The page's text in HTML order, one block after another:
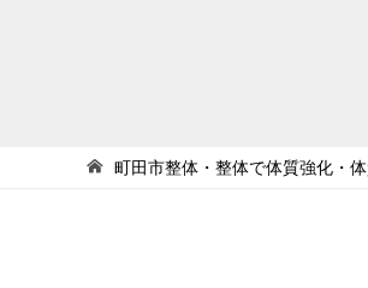
町田市整体・整体で体質強化・